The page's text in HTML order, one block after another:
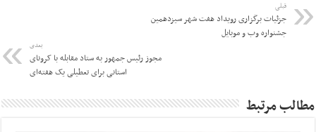
قبلی
جزئیات برگزاری رویداد هفت شهر سیزدهمین
جشنواره وب و موبایل
بعدی
مجوز رئیس جمهور به ستاد مقابله با کرونای
استانی برای تعطیلی یک هفته‌ای
مطالب مرتبط